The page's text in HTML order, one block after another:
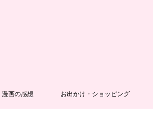
漫画の感想 お出かけ・ショッピング